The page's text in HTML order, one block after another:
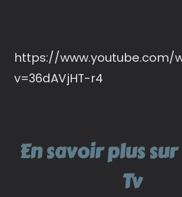
https://www.youtube.com/
v=36dAVjHT-r4
En savoir plus
Tv